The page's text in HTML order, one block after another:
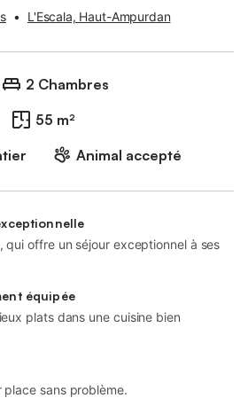
• L'Escala, Haut-Ampurdan
2 Chambres
55 m²
Animal accepté
qui offre un séjour exceptionnel à ses
équipée
plats dans une cuisine bien
place sans problème.